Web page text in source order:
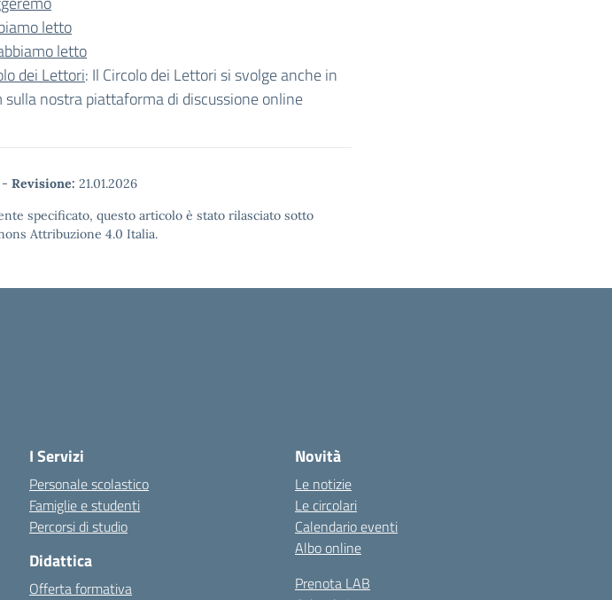
letto
letto
dei Lettori: Il Circolo dei Lettori si svolge anche in
nostra piattaforma di discussione online
- Revisione: 21.01.2026
specificato, questo articolo è stato rilasciato sotto
Attribuzione 4.0 Italia.
I Servizi
Personale scolastico
Famiglie e studenti
Percorsi di studio
Didattica
Offerta formativa
Novità
Le notizie
Le circolari
Calendario eventi
Albo online
Prenota LAB